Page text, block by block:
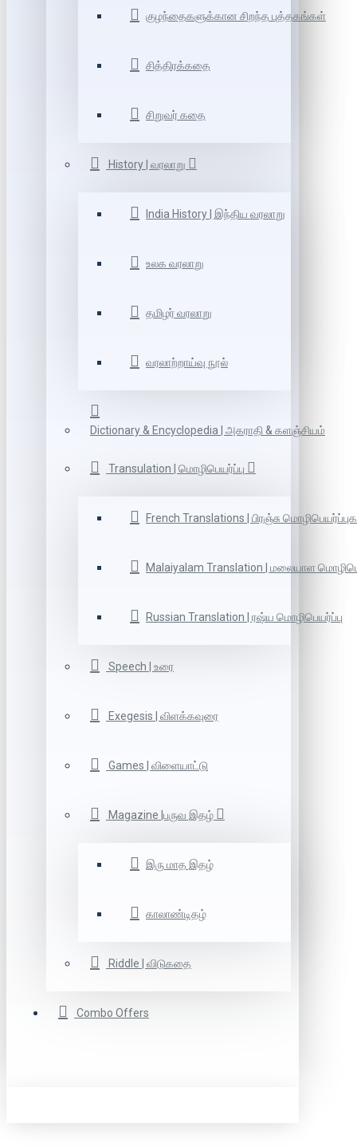
குழந்தைகளுக்கான சிறந்த புத்தகங்கள்
சித்திரக்கதை
சிறுவர் கதை
History | வரலாறு
India History | இந்திய வரலாறு
உலக வரலாறு
தமிழர் வரலாறு
வரலாற்றாய்வு நூல்
Dictionary & Encyclopedia | அகராதி & களஞ்சியம்
Transulation | மொழிபெயர்ப்பு
French Translations | பிரஞ்சு
Malaiyalam Translation | மலையாள
Russian Translation | ரஷ்ய மொழிபெயர்ப்பு
Speech | உரை
Exegesis | விளக்கவுரை
Games | விளையாட்டு
Magazine |பருவ இதழ்
இரு மாத இதழ்
காலாண்டிதழ்
Riddle | விடுகதை
Combo Offers